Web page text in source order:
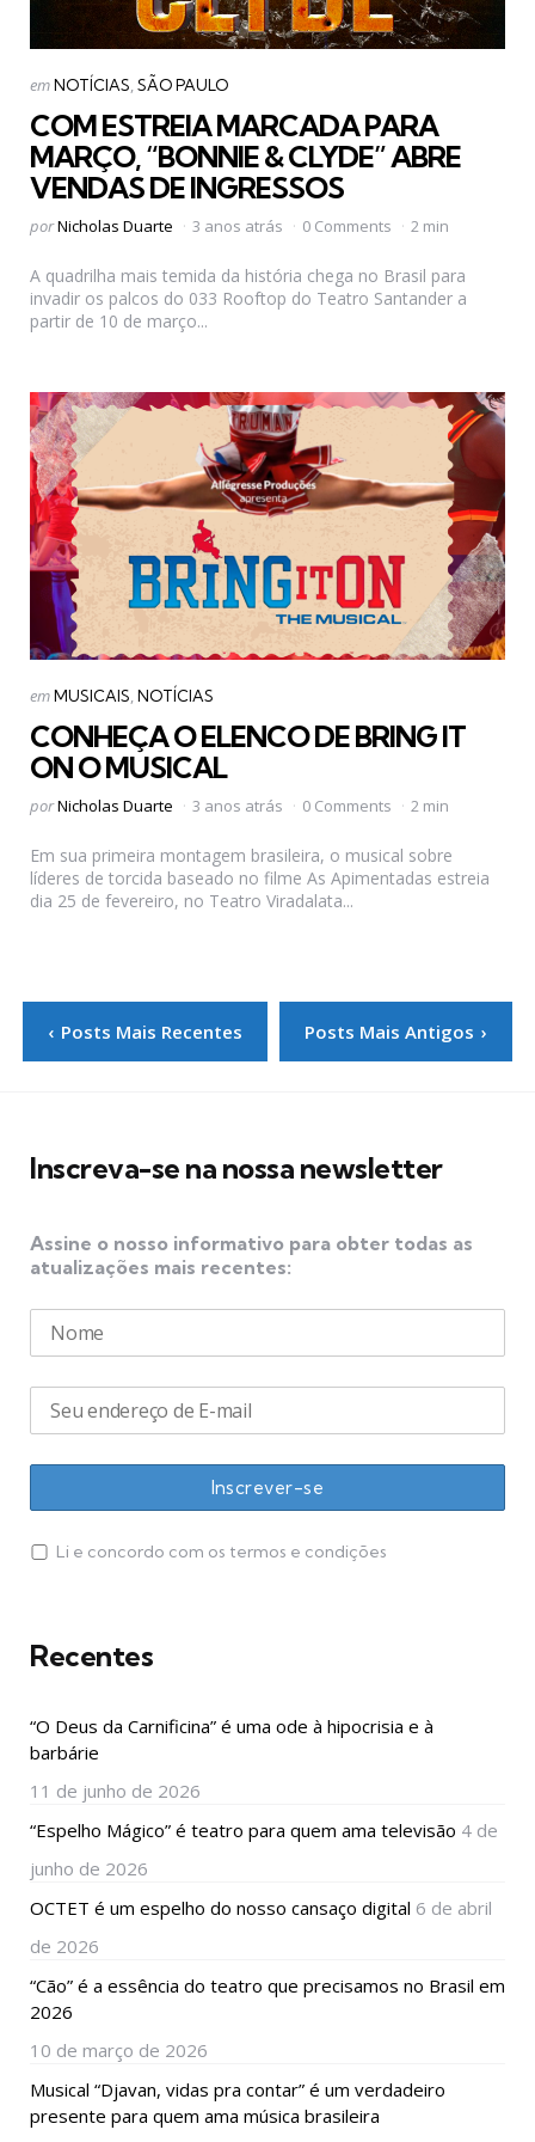
Categorias
Postado
emNOTÍCIAS SÃO PAULO
COM ESTREIA MARCADA PARA
MARÇO, “BONNIE & CLYDE” ABRE
VENDAS DE INGRESSOS
Postado
porNicholas Duarte 3 anos atrás 0 Comments 2 min
A quadrilha mais temida da história chega no Brasil para
invadir os palcos do 033 Rooftop do Teatro Santander a
partir de 10 de março...
Categorias
Postado
emMUSICAIS NOTÍCIAS
CONHEÇA O ELENCO DE BRING IT
ON O MUSICAL
Postado
porNicholas Duarte 3 anos atrás 0 Comments 2 min
Em sua primeira montagem brasileira, o musical sobre
líderes de torcida baseado no filme As Apimentadas estreia
dia 25 de fevereiro, no Teatro Viradalata...
Paginação
de
Posts Mais Recentes Posts Mais Antigos
Inscreva-se na nossa newsletter
Assine o nosso informativo para obter todas as
atualizações mais recentes:
Li e concordo com os termos e condições
Recentes
“O Deus da Carnificina” é uma ode à hipocrisia e à
barbárie
11 de junho de 2026
“Espelho Mágico” é teatro para quem ama televisão 4 de
junho de 2026
OCTET é um espelho do nosso cansaço digital 6 de abril
de 2026
“Cão” é a essência do teatro que precisamos no Brasil em
2026
10 de março de 2026
Musical “Djavan, vidas pra contar” é um verdadeiro
presente para quem ama música brasileira